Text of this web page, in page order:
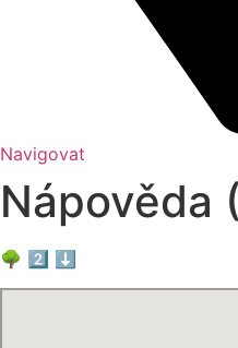
Navigovat
Nápověda
🌳 2️⃣ ⬇️